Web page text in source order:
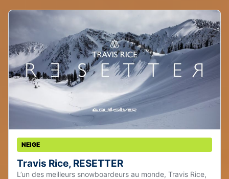
NEIGE
Travis Rice, RESETTER
L’un des meilleurs snowboardeurs au monde, Travis Rice,